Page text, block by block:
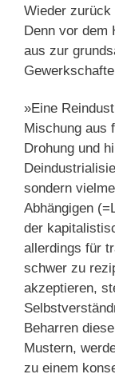
Wieder zurück
Denn vor dem
aus zur
»Eine
Mischung aus
Drohung und
sondern
Abhängigen
der
allerdings für
schwer zu
akzeptieren,
Beharren
Mustern,
zu einem